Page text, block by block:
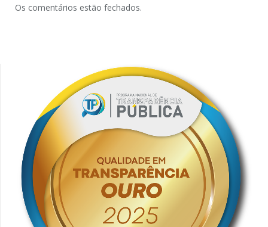
Os comentários estão fechados.